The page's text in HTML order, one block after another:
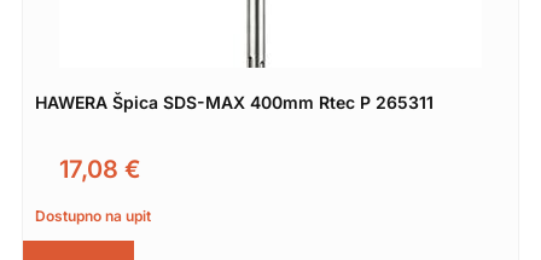
HAWERA Špica SDS-MAX 400mm Rtec P 265311
17,08 €
Dostupno na upit